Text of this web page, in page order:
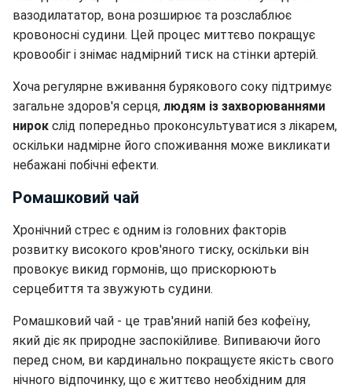
вазодилататор, вона розширює та розслаблює
кровоносні судини. Цей процес миттєво покращує
кровообіг і знімає надмірний тиск на стінки артерій.
Хоча регулярне вживання бурякового соку підтримує
загальне здоров'я серця, людям із захворюваннями
нирок слід попередньо проконсультуватися з лікарем,
оскільки надмірне його споживання може викликати
небажані побічні ефекти.
Ромашковий чай
Хронічний стрес є одним із головних факторів
розвитку високого кров'яного тиску, оскільки він
провокує викид гормонів, що прискорюють
серцебиття та звужують судини.
Ромашковий чай - це трав'яний напій без кофеїну,
який діє як природне заспокійливе. Випиваючи його
перед сном, ви кардинально покращуєте якість свого
нічного відпочинку, що є життєво необхідним для